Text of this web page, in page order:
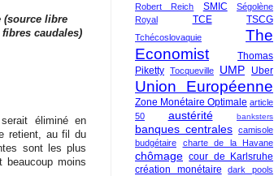
(source libre
caudales)
éliminé en
retient, au fil du
sont les plus
beaucoup moins
Robert Reich
SMIC
Ségolène
Royal
TCE TSCG
Tchécoslovaquie
The
Economist
Thomas
Piketty Tocqueville UMP Uber
Union Européenne
Zone Monétaire Optimale article
50
austérité banksters
banques centrales camisole
budgétaire
charte de la Havane
chômage cour de Karlsruhe
création monétaire
dark pools